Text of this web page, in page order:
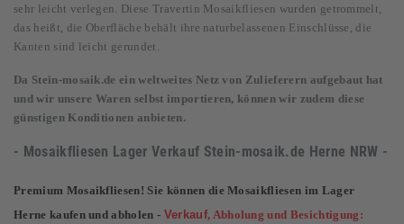
sehr leicht verlegen. Diese Travertin Mosaikfliesen wurden getrommelt,
das heißt, die Oberfläche behält ihre naturbelassenen Einschlüsse, die
Kanten sind leicht gerundet.
Da Stein-mosaik.de ein weltweites Netz von Zulieferern aufgebaut hat
und wir unsere Waren selbst importieren, können wir zudem diese
günstigen Konditionen anbieten.
- Mosaikfliesen Lager Verkauf Stein-mosaik.de Herne NRW -
Premium Mosaikfliesen! Sie können die Mosaikfliesen im Lager
Herne kaufen und abholen - Verkauf, Abholung und Besichtigung: